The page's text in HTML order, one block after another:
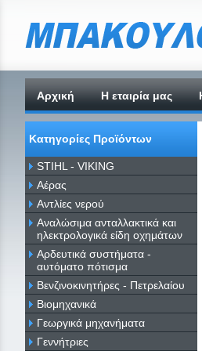
Αρχική H εταιρία μας
Κατηγορίες Προϊόντων
STIHL - VIKING
Αέρας
Αντλίες νερού
Αναλώσιμα ανταλλακτικά και
ηλεκτρολογικά είδη οχημάτων
Αρδευτικά συστήματα -
αυτόματο πότισμα
Βενζινοκινητήρες - Πετρελαίου
Βιομηχανικά
Γεωργικά μηχανήματα
Γεννήτριες